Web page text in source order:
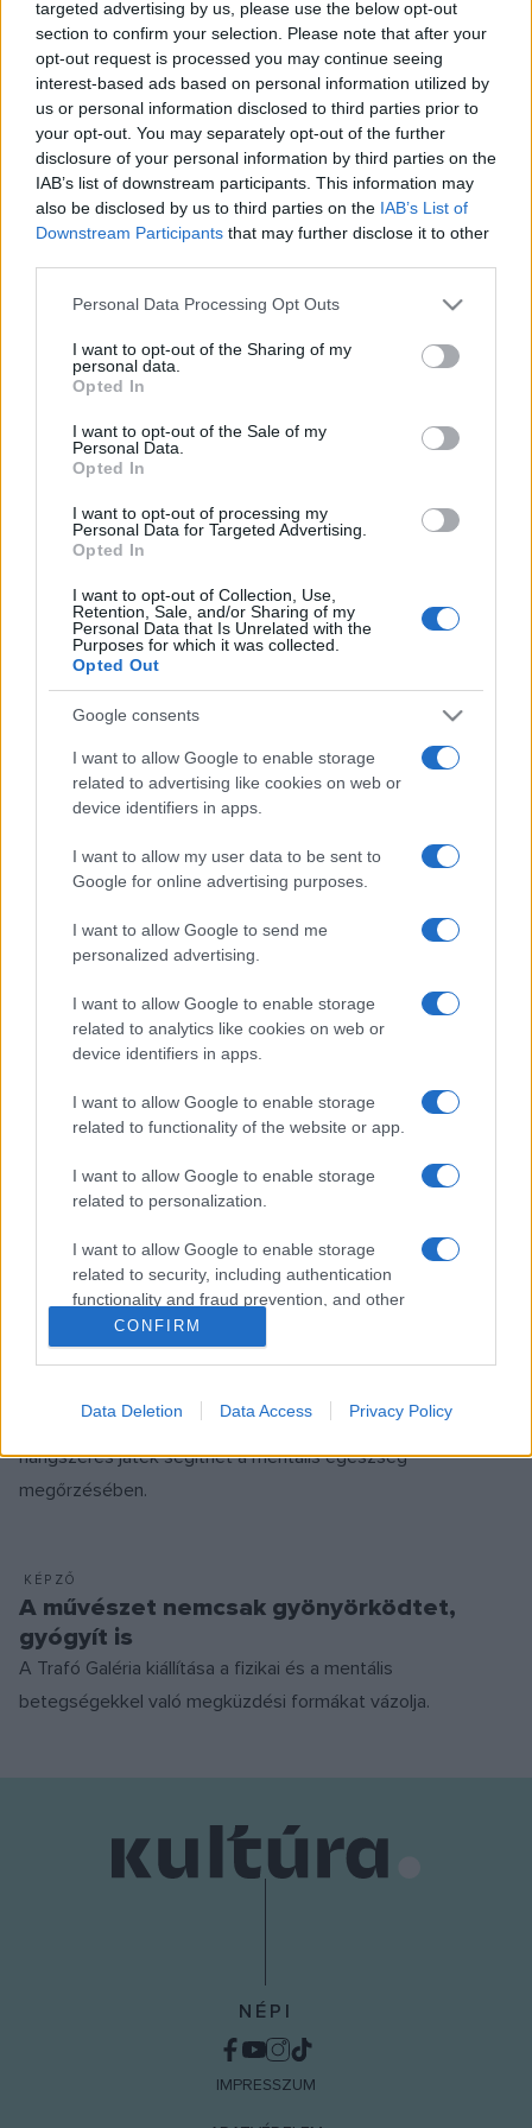
targeted advertising by us, please use the below opt-out
section to confirm your selection. Please note that after your
opt-out request is processed you may continue seeing
interest-based ads based on personal information utilized by
us or personal information disclosed to third parties prior to
your opt-out. You may separately opt-out of the further
disclosure of your personal information by third parties on the
IAB’s list of downstream participants. This information may
also be disclosed by us to third parties on the IAB’s List of
Downstream Participants that may further disclose it to other
Please note that this website/app uses one or more Google
not limited to your visit or usage behaviour. You may click to
grant or deny consent to Google and its third-party tags to
use your data for below specified purposes in below Google
consent section.
Personal Data Processing Opt Outs
I want to opt-out of the Sharing of my
personal data.
Opted In
I want to opt-out of the Sale of my
Personal Data.
Opted In
I want to opt-out of processing my
Personal Data for Targeted Advertising.
Opted In
I want to opt-out of Collection, Use,
Retention, Sale, and/or Sharing of my
Personal Data that Is Unrelated with the
Purposes for which it was collected.
Opted Out
Google consents
I want to allow Google to enable storage
related to advertising like cookies on web or
device identifiers in apps.
I want to allow my user data to be sent to
Google for online advertising purposes.
I want to allow Google to send me
personalized advertising.
I want to allow Google to enable storage
related to analytics like cookies on web or
device identifiers in apps.
I want to allow Google to enable storage
related to functionality of the website or app.
I want to allow Google to enable storage
related to personalization.
I want to allow Google to enable storage
related to security, including authentication
functionality and fraud prevention, and other
user protection.
CONFIRM
Data Deletion Data Access Privacy Policy
POPKULT
Jamie Oliver a főzéshez is meghozza az
étvágyunkat
Május 27-én ünnepli ötvenedik születésnapját Jamie Oliver
brit sztárséf, vendéglős, üzletember, számos népszerű
szakácskönyv szerzője, akinek jelenleg tucatnyi étterme
működik világszerte, közülük az egyik hazánkban, a budai
Várnegyedben várja a vendégeket.
A jövő ízei személyre szabottak lesznek
Mi kerül a tányérunkra holnap? Az étrendünk villámsebesen
bolygó érdekében is.
TUDOMÁNY
Unatkozós telefonok, funkcionális ételek
és az MI tesz minket egészségesebbé
A modern technológia segíthet, de elegendő-e ahhoz, hogy
javuljanak a riasztó egészségügyi statisztikáink? Az
egészség világnapján megnéztük a trendeket.
TUDOMÁNY
A társadalmi helyzetünk is befolyásolja,
Az életkoron túl az emberek társadalmi-gazdasági helyzete
is nagyban meghatározza egy betegség végső kimenetelét
egy világjárvány idején, mutatott rá a jelenségre a HUN-REN
Rényi Alfréd Matematikai Kutatóintézet kutatóinak
legfrissebb tanulmánya.
Tánccal és zenével a véradásért
Nemzeti Táncegyüttes, ezzel csatlakozva az Országos
Vérellátó Szolgálat kampányához.
TUDOMÁNY
Gondoskodjunk az agyunkról, játsszunk
hangszeren!
Egy brit kutatás szerint azonban a zene, különösen a
hangszeres játék segíthet a mentális egészség
megőrzésében.
KÉPZŐ
A művészet nemcsak gyönyörködtet,
gyógyít is
A Trafó Galéria kiállítása a fizikai és a mentális
betegségekkel való megküzdési formákat vázolja.
NÉPI
IMPRESSZUM